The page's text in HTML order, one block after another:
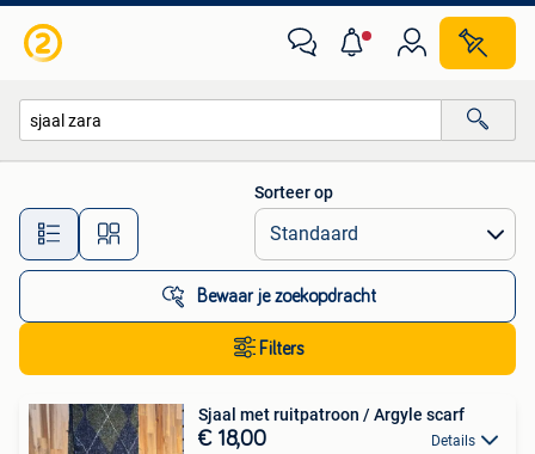
Alle afstanden…
Sorteer op
Bewaar je zoekopdracht
Filters
Sjaal met ruitpatroon / Argyle scarf
€ 18,00 Details